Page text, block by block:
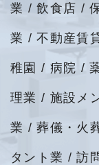
業 / 飲食店 /
業 / 不動産賃
稚園 / 病院 /
理業 / 施設メ
業 / 葬儀・火
タント業 / 訪